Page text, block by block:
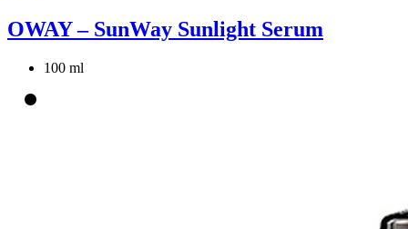
OWAY – SunWay Sunlight Serum
100 ml